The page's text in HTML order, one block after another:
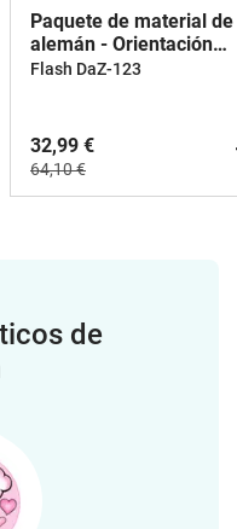
Paquete de material de
alemán - Orientación
profesional y
Flash DaZ-123
32,99 €
64,10 €
de